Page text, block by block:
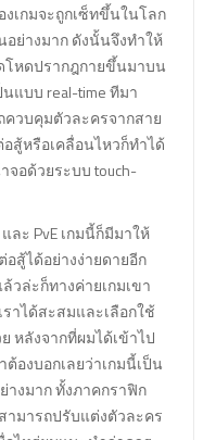
งเกมจะถูกเซ็ทขึ้นในโลก
ย่างมาก ดังนั้นจึงทำให้
โหดปรากฎกายขึ้นมาบน
แบบ real-time ทีมา
ควบคุมตัวละครจากสาย
สู้หรือเคลื่อนไหวก็ทำได้
จอด้วยระบบ touch-
ละ PvE เกมนี้ก็มีมาให้
สู้ได้อย่างง่ายดายอีก
วล่ะก็ทางค่ายเกมเขา
าได้สะสมและเลือกใช้
หลังจากที่ผมได้เข้าไป
ต้องบอกเลยว่าเกมนี้เป็น
างมาก ทั้งภาคกราฟิก
ามารถปรับแต่งตัวละคร